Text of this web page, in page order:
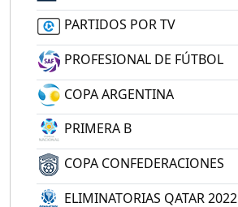
PARTIDOS POR TV
PROFESIONAL DE FÚTBOL
COPA ARGENTINA
PRIMERA B
COPA CONFEDERACIONES
ELIMINATORIAS QATAR 2022